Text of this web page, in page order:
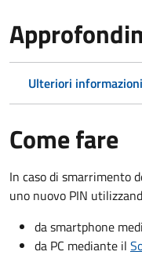
Ulteriori informazioni
Come fare
In caso di smarrimento
uno nuovo PIN
da smartphone
da PC mediante il